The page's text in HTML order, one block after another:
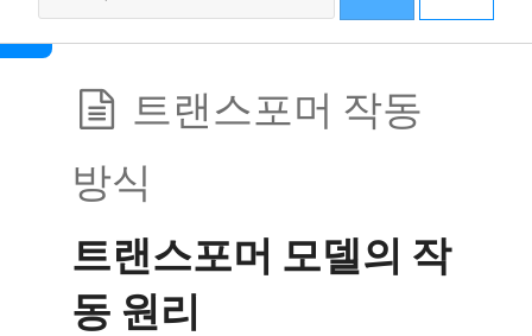
트랜스포머 작동
방식
트랜스포머 모델의 작
동 원리